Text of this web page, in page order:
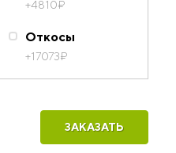
+4810₽
Откосы
+17073₽
ЗАКАЗАТЬ